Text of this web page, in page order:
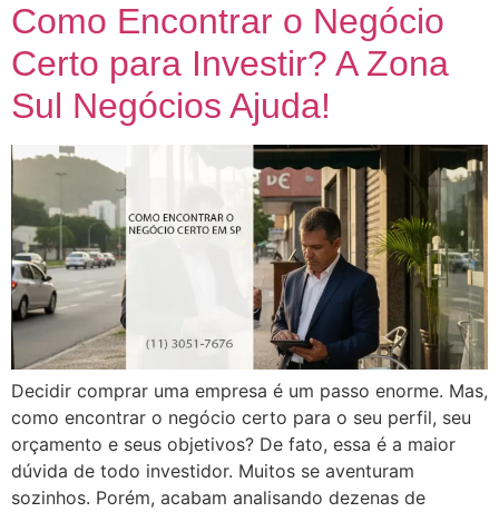
Como Encontrar o Negócio
Certo para Investir? A Zona
Sul Negócios Ajuda!
Decidir comprar uma empresa é um passo enorme. Mas,
como encontrar o negócio certo para o seu perfil, seu
orçamento e seus objetivos? De fato, essa é a maior
dúvida de todo investidor. Muitos se aventuram
sozinhos. Porém, acabam analisando dezenas de